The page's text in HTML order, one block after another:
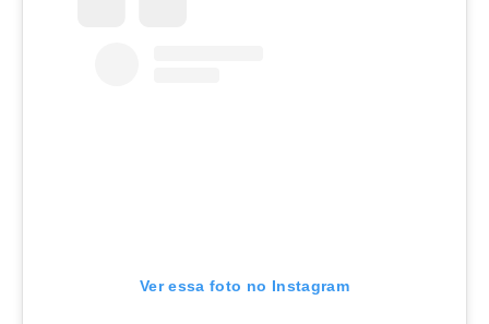
Ver essa foto no Instagram